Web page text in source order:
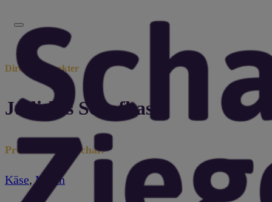
Direktvermarkter
Judith´s Schofkas
Produkte vom Schaf:
Käse,Milch